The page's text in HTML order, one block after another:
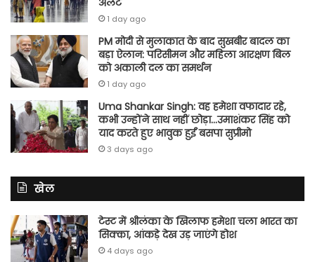
1 day ago
PM मोदी से मुलाकात के बाद सुखबीर बादल का
बड़ा ऐलान: परिसीमन और महिला आरक्षण बिल
को अकाली दल का समर्थन
1 day ago
Uma Shankar Singh: वह हमेशा वफादार रहे,
कभी उन्होंने साथ नहीं छोड़ा…उमाशंकर सिंह को
याद करते हुए भावुक हुईं बसपा सुप्रीमो
3 days ago
खेल
टेस्ट में श्रीलंका के खिलाफ हमेशा चला भारत का
सिक्का, आंकड़े देख उड़ जाएंगे होश
4 days ago